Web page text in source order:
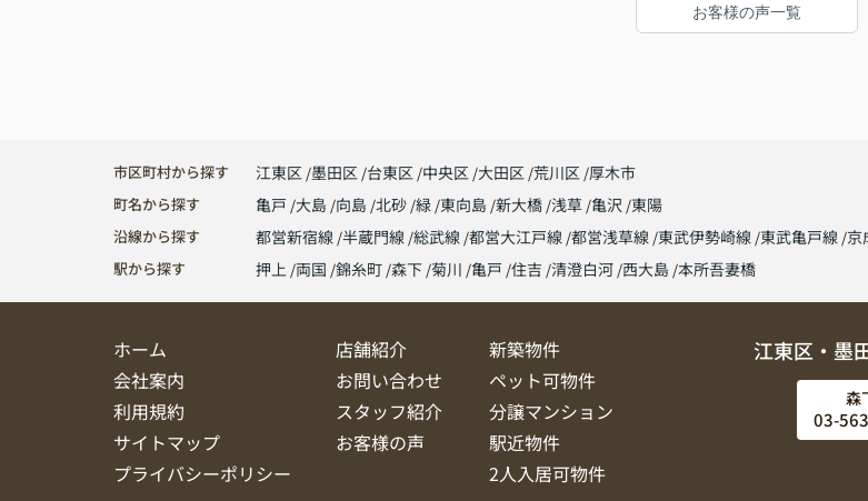
お客様の声一覧
市区町村から探す 江東区 墨田区 台東区 中央区 大田区 荒川区 厚木市
町名から探す 亀戸 大島 向島 北砂 緑 東向島 新大橋 浅草 亀沢 東陽
沿線から探す 都営新宿線 半蔵門線 総武線 都営大江戸線 都営浅草線 東武伊勢崎線 東武亀戸線 京
駅から探す 押上 両国 錦糸町 森下 菊川 亀戸 住吉 清澄白河 西大島 本所吾妻橋
ホーム 店舗紹介
新築物件
会社案内
お問い合わせ
ペット可物件
利用規約
スタッフ紹介
分譲マンション
サイトマップ
お客様の声
駅近物件
プライバシーポリシー
2人入居可物件
江東区・墨
森
03-